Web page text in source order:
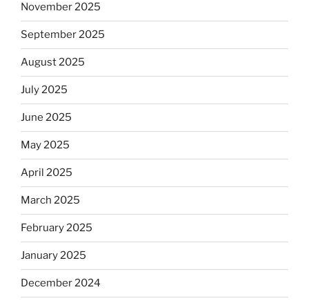
November 2025
September 2025
August 2025
July 2025
June 2025
May 2025
April 2025
March 2025
February 2025
January 2025
December 2024